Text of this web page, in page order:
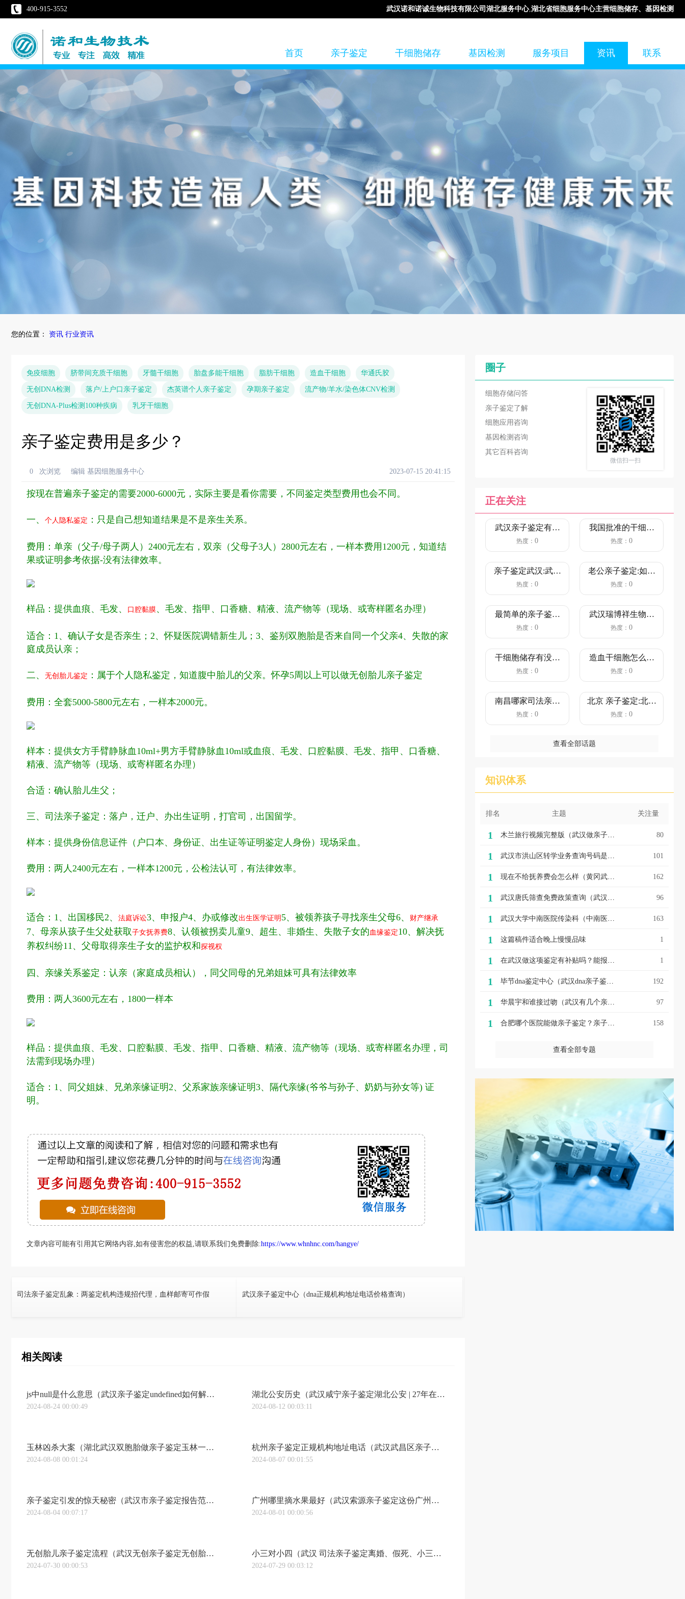
400-915-3552 武汉诺和诺诚生物科技有限公司湖北服务中心,湖北省细胞服务中心主营细胞储存、基因检测
首页 亲子鉴定 干细胞储存 基因检测 服务项目 资讯 联系
您的位置： 资讯 行业资讯
免疫细胞 脐带间充质干细胞 牙髓干细胞 胎盘多能干细胞 脂肪干细胞 造血干细胞 华通氏胶
无创DNA检测 落户/上户口亲子鉴定 杰英谱个人亲子鉴定 孕期亲子鉴定 流产物/羊水/染色体CNV检测
无创DNA-Plus检测100种疾病 乳牙干细胞
亲子鉴定费用是多少？
0 次浏览 编辑 基因细胞服务中心 2023-07-15 20:41:15
按现在普遍亲子鉴定的需要2000-6000元，实际主要是看你需要，不同鉴定类型费用也会不同。
一、 个人隐私鉴定 ：只是自己想知道结果是不是亲生关系。
费用：单亲（父子/母子两人）2400元左右，双亲（父母子3人）2800元左右，一样本费用1200元，知道结
果或证明参考依据-没有法律效率。
样品：提供血痕、毛发、 口腔黏膜、毛发、指甲、口香糖、精液、流产物等（现场、或寄样匿名办理）
适合：1、确认子女是否亲生；2、怀疑医院调错新生儿；3、鉴别双胞胎是否来自同一个父亲4、失散的家
庭成员认亲；
二、 无创胎儿鉴定 ：属于个人隐私鉴定，知道腹中胎儿的父亲。怀孕5周以上可以做无创胎儿亲子鉴定
费用：全套5000-5800元左右，一样本2000元。
样本：提供女方手臂静脉血10ml+男方手臂静脉血10ml或血痕、毛发、口腔黏膜、毛发、指甲、口香糖、
精液、流产物等（现场、或寄样匿名办理）
合适：确认胎儿生父；
三、司法亲子鉴定：落户，迁户、办出生证明，打官司，出国留学。
样本：提供身份信息证件（户口本、身份证、出生证等证明鉴定人身份）现场采血。
费用：两人2400元左右，一样本1200元，公检法认可，有法律效率。
适合：1、出国移民2、 法庭诉讼3、申报户4、办或修改出生医学证明 5、被领养孩子寻找亲生父母6、 财产继承
7、母亲从孩子生父处获取子女抚养费8、认领被拐卖儿童9、超生、非婚生、失散子女的 血缘鉴定10、解决抚
养权纠纷11、父母取得亲生子女的监护权和探视权
四、亲缘关系鉴定：认亲（家庭成员相认），同父同母的兄弟姐妹可具有法律效率
费用：两人3600元左右，1800一样本
样品：提供血痕、毛发、口腔黏膜、毛发、指甲、口香糖、精液、流产物等（现场、或寄样匿名办理，司
法需到现场办理）
适合：1、同父姐妹、兄弟亲缘证明2、父系家族亲缘证明3、隔代亲缘(爷爷与孙子、奶奶与孙女等) 证
明。
文章内容可能有引用其它网络内容,如有侵害您的权益,请联系我们免费删除:https://www.whnhnc.com/hangye/
司法亲子鉴定乱象：两鉴定机构违规招代理，血样邮寄可作假 武汉亲子鉴定中心（dna正规机构地址电话价格查询）
相关阅读
js中null是什么意思（武汉亲子鉴定undefined如何解决 JavaScript 中处理 null 和 undefined 的麻烦事）
2024-08-24 00:00:49
湖北公安历史（武汉咸宁亲子鉴定湖北公安 | 27年在路上的父亲，终于找到儿子）
2024-08-12 00:03:11
玉林凶杀大案（湖北武汉双胞胎做亲子鉴定玉林一男子去世后 两“妻”六子女掀起“遗产争夺战”）
2024-08-08 00:01:24
杭州亲子鉴定正规机构地址电话（武汉武昌区亲子鉴定多少钱杭州亲子鉴定多少钱收费标准（附2023最新亲子鉴定中心价格表））
2024-08-07 00:01:55
亲子鉴定引发的惊天秘密（武汉市亲子鉴定报告范本妻子递来的一张亲子鉴定报告，揭开了我尘封22年的往事！）
2024-08-04 00:07:17
广州哪里摘水果最好（武汉索源亲子鉴定这份广州周边最全摘果地图，必！须！Mark！）
2024-08-01 00:00:56
无创胎儿亲子鉴定流程（武汉无创亲子鉴定无创胎儿亲子鉴定孕妈妈采血过程）
2024-07-30 00:00:53
小三对小四（武汉 司法亲子鉴定离婚、假死、小三小四打擂台…这届创始人有多离谱，亲妈都想不到！）
2024-07-29 00:03:12
圈子
细胞存储问答
亲子鉴定了解
细胞应用咨询
基因检测咨询
其它百科咨询
微信扫一扫
正在关注
武汉亲子鉴定有哪
些医院（多少钱
热度： 0
我国批准的干细胞
医院名单，全部都
热度： 0
亲子鉴定武汉:武汉
亲子鉴定中心正规
热度： 0
老公亲子鉴定:如果
老公想要做亲子鉴
热度： 0
最简单的亲子鉴定
方法—DNA亲子鉴
热度： 0
武汉瑞博祥生物科
技有限公司是做司
热度： 0
干细胞储存有没有
必要？
热度： 0
造血干细胞怎么采
集
热度： 0
南昌哪家司法亲子
鉴定机构靠谱？
热度： 0
北京 亲子鉴定:北京
13家亲子鉴定中
热度： 0
查看全部话题
知识体系
排名 主题 关注量
1 木兰旅行视频完整版（武汉做亲子鉴定的地方电话木兰游快人一步？看这里！） 80
1 武汉市洪山区转学业务查询号码是办理成功了吗（武汉亲子关系鉴定转户口转学关注！东西湖区发布秋季转学通知，洪山五小发布转学操作流程） 101
1 现在不给抚养费会怎么样（黄冈武汉亲子鉴定不给抚养费？来一场现代版“滴血认亲”） 162
1 武汉唐氏筛查免费政策查询（武汉基因检测亲子鉴定武汉1.5万名孕妈可享受免费基因检测查唐氏） 96
1 武汉大学中南医院传染科（中南医院武汉亲子鉴定武汉大学中南医院教授桂希恩荣获2022年度吴阶平医学奖） 163
1 这篇稿件适合晚上慢慢品味 1
1 在武汉做这项鉴定有补贴吗？能报销吗？ 1
1 毕节dna鉴定中心（武汉dna亲子鉴定模版毕节dna鉴定需要什么文件（最新整理）） 192
1 华晨宇和谁接过吻（武汉有几个亲子鉴定华晨宇"两次亲子鉴定"事件震惊，令人愤怒的退圈！） 97
1 合肥哪个医院能做亲子鉴定？亲子鉴定多少钱一次呢？ 158
查看全部专题